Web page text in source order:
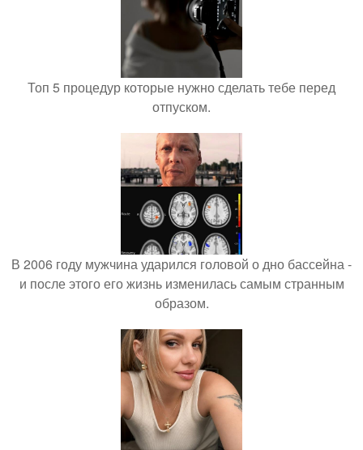
Топ 5 процедур которые нужно сделать тебе перед
отпуском.
В 2006 году мужчина ударился головой о дно бассейна -
и после этого его жизнь изменилась самым странным
образом.